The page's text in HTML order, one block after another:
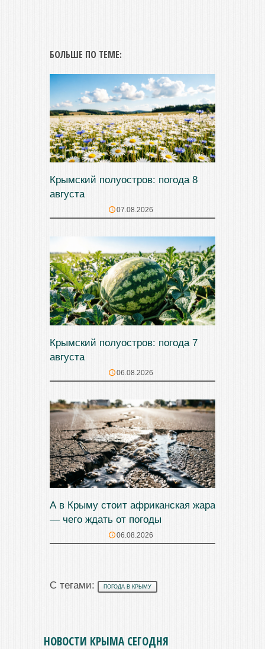
БОЛЬШЕ ПО ТЕМЕ:
Крымский полуостров: погода 8
августа
07.08.2026
Крымский полуостров: погода 7
августа
06.08.2026
А в Крыму стоит африканская жара
— чего ждать от погоды
06.08.2026
С тегами: ПОГОДА В КРЫМУ
НОВОСТИ КРЫМА СЕГОДНЯ